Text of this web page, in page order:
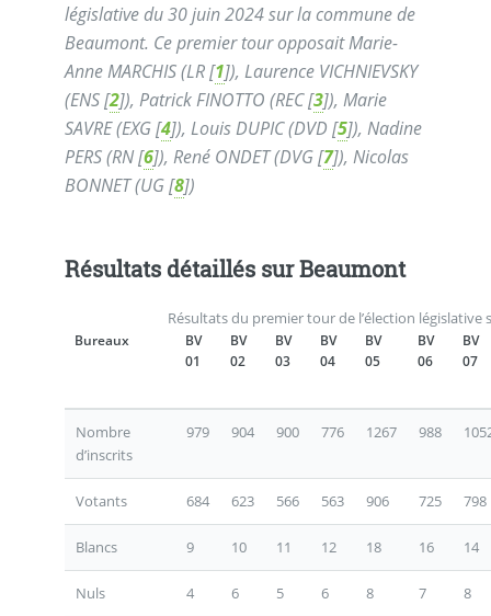
législative du 30 juin 2024 sur la commune de
Beaumont. Ce premier tour opposait Marie-
Anne MARCHIS (LR[1]), Laurence VICHNIEVSKY
(ENS[2]), Patrick FINOTTO (REC[3]), Marie
SAVRE (EXG[4]), Louis DUPIC (DVD [5]), Nadine
PERS (RN[6]), René ONDET (DVG[7]), Nicolas
BONNET (UG[8])
Résultats détaillés sur Beaumont
Résultats du premier tour de l’élection législative
Bureaux
BV
01
BV
02
BV
03
BV
04
BV
05
BV
06
BV
07
Nombre
d’inscrits
979 904 900 776 1267 988
Votants 684 623 566 563 906 725 798
Blancs 9 10 11 12 18 16 14
Nuls 4 6 5 6 8 7 8